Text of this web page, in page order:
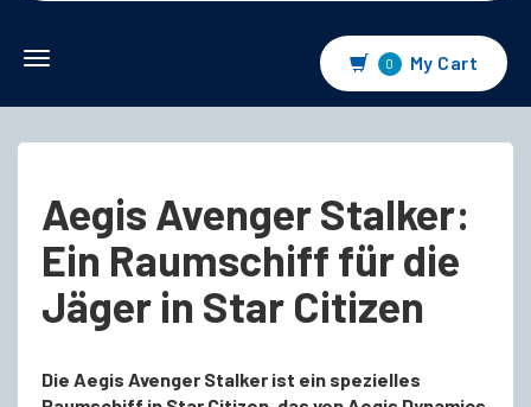
Toggle
0 My Cart
Aegis Avenger Stalker:
Ein Raumschiff für die
Jäger in Star Citizen
Die Aegis Avenger Stalker ist ein spezielles